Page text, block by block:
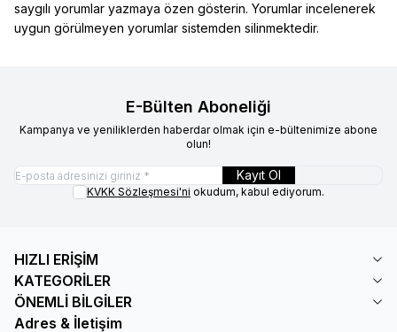
saygılı yorumlar yazmaya özen gösterin. Yorumlar incelenerek
uygun görülmeyen yorumlar sistemden silinmektedir.
E-Bülten Aboneliği
Kampanya ve yeniliklerden haberdar olmak için e-bültenimize abone
olun!
Kayıt Ol
KVKK Sözleşmesi'ni okudum, kabul ediyorum.
HIZLI ERİŞİM
KATEGORİLER
ÖNEMLİ BİLGİLER
Adres & İletişim